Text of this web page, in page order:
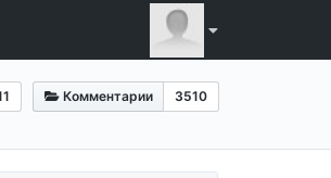
Комментарии 3510